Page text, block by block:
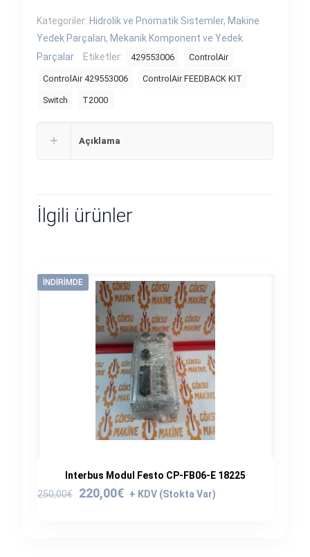
Kategoriler: Hidrolik ve Pnömatik Sistemler, Makine
Yedek Parçaları, Mekanik Komponent ve Yedek
Parçalar
Etiketler: 429553006 ControlAir
ControlAir 429553006 ControlAir FEEDBACK KIT
Switch T2000
Açıklama
İlgili ürünler
İNDIRIMDE
Interbus Modul Festo CP-FB06-E 18225
250,00€
Orijinal
220,00€
Şu